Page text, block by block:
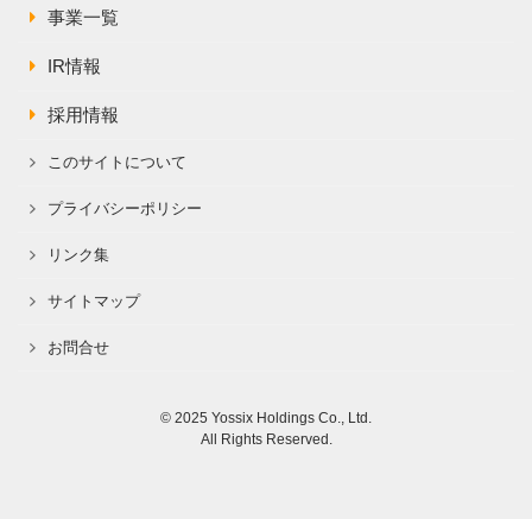
事業一覧
IR情報
採用情報
このサイトについて
プライバシーポリシー
リンク集
サイトマップ
お問合せ
© 2025 Yossix Holdings Co., Ltd.
All Rights Reserved.